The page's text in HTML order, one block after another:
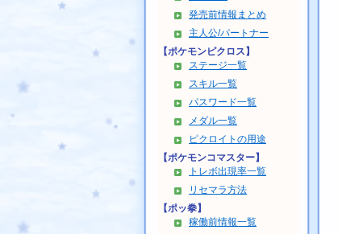
発売前情報まとめ
主人公/パートナー
【ポケモンピクロス】
ステージ一覧
スキル一覧
パスワード一覧
メダル一覧
ピクロイトの用途
【ポケモンコマスター】
トレボ出現率一覧
リセマラ方法
【ポッ拳】
稼働前情報一覧